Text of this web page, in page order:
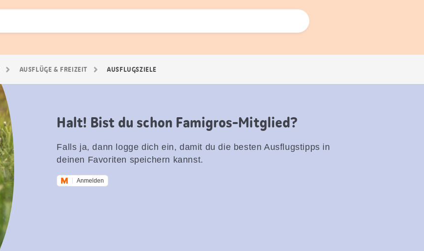
AUSFLÜGE & FREIZEIT AUSFLUGSZIELE
Halt! Bist du schon Famigros-Mitglied?
Falls ja, dann logge dich ein, damit du die besten Ausflugstipps in
deinen Favoriten speichern kannst.
Anmelden